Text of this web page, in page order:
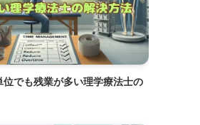
位でも残業が多い理学療法士の